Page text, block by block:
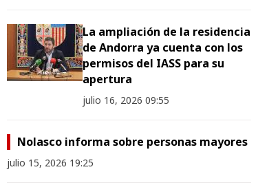
La ampliación de la residencia
de Andorra ya cuenta con los
permisos del IASS para su
apertura
julio 16, 2026 09:55
Nolasco informa sobre personas mayores
julio 15, 2026 19:25